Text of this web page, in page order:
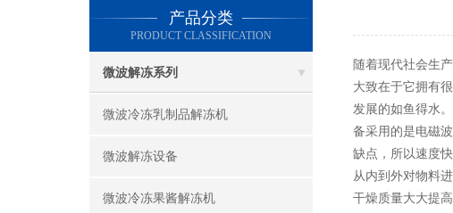
产品分类
PRODUCT CLASSIFICATION
微波解冻系列
微波冷冻乳制品解冻机
微波解冻设备
微波冷冻果酱解冻机
随着现代社会生
大致在于它拥有
发展的如鱼得水
备采用的是电磁
缺点，所以速度
从内到外对物料
干燥质量大大提